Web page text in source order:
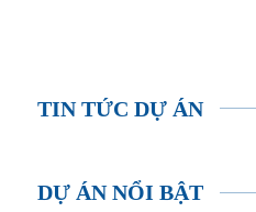
TIN TỨC DỰ ÁN
DỰ ÁN NỔI BẬT